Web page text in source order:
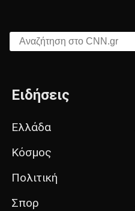
Αναζήτηση στο CNN.gr
Ειδήσεις
Ελλάδα
Κόσμος
Πολιτική
Σπορ